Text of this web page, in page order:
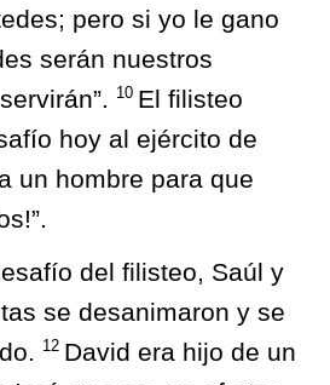
pero si yo le gano
serán nuestros
10 El filisteo
hoy al ejército de
un hombre para que
del filisteo, Saúl y
se desanimaron y se
12 David era hijo de un